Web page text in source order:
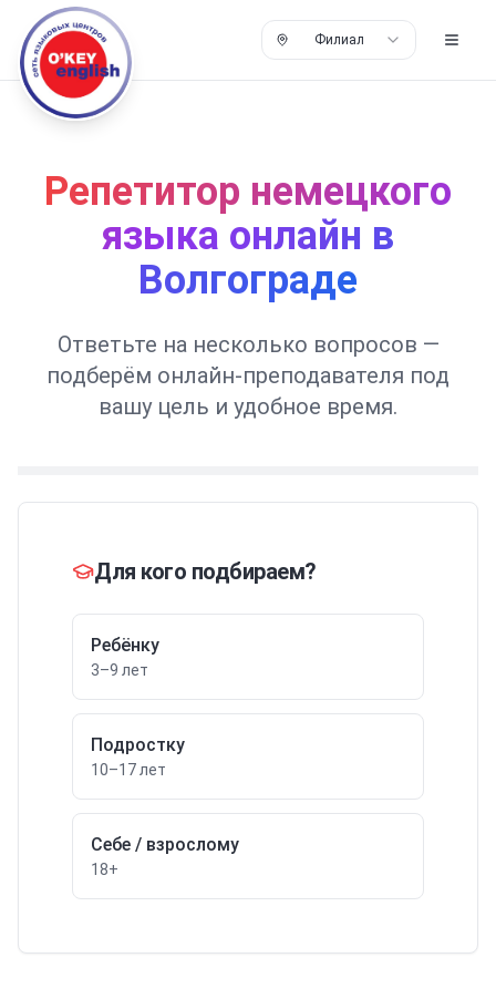
Филиал
Репетитор немецкого
языка онлайн в
Волгограде
Ответьте на несколько вопросов —
подберём онлайн-преподавателя под
вашу цель и удобное время.
Для кого подбираем?
Ребёнку
3–9 лет
Подростку
10–17 лет
Себе / взрослому
18+